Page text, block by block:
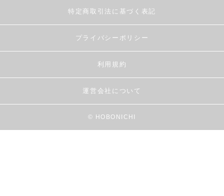
特定商取引法に基づく表記
プライバシーポリシー
利用規約
運営会社について
© HOBONICHI